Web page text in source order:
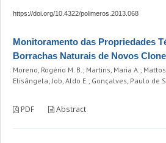
https://doi.org/10.4322/polimeros.2013.068
Monitoramento das Propriedades
Borrachas Naturais de Novos
Moreno, Rogério M. B.; Martins, Maria A.;
Elisângela; Job, Aldo E.; Gonçalves, Paulo de
PDF Abstract